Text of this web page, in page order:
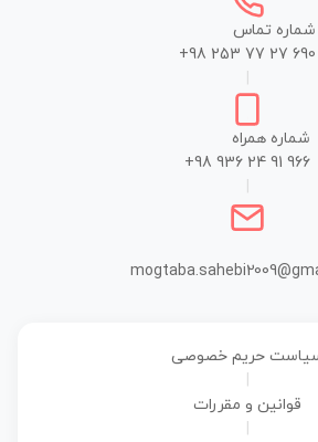
شماره تماس
+98 253 77 27 690
شماره همراه
+98 936 24 91 966
حریم خصوصی
قوانین و مقررات